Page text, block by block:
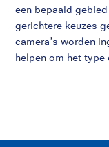
een bepaald
gerichtere keuzes
camera’s worden
helpen om het type